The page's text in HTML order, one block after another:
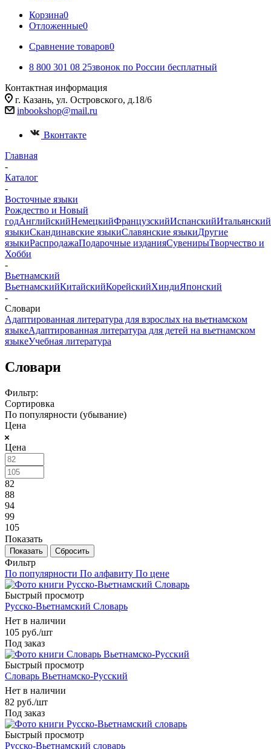
Корзина0
Отложенные0
Сравнение товаров0
8 800 301 08 25звонок по России бесплатный
Контактная информация
г. Казань, ул. Островского, д.18/6
inbookshop@mail.ru
Вконтакте
Главная
-
Каталог
-
Восточные языки
Рождество и Новый
годАнглийскийНемецкийФранцузскийИспанскийИтальянский
языкиСкандинавские языкиСлавянские языкиДругие
языкиРаспродажаПодарочные изданияСувенирыТворчество и
Хобби
-
Вьетнамский
ВьетнамскийКитайскийКорейскийХиндиЯпонский
-
Словари
Адаптированная литература для взрослых на вьетнамском
языкеАдаптированная литература для детей на вьетнамском
языкеУчебная литература
Словари
Фильтр:
Сортировка
По популярности (убывание)
Цена
Цена
82
88
94
99
105
Показать
Сбросить
Фильтр
По популярности По алфавиту По цене
Быстрый просмотр
Русско-Вьетнамский Словарь
Нет в наличии
105 руб./шт
Под заказ
Быстрый просмотр
Словарь Вьетнамско-Русский
Нет в наличии
82 руб./шт
Под заказ
Быстрый просмотр
Русско-Вьетнамский словарь